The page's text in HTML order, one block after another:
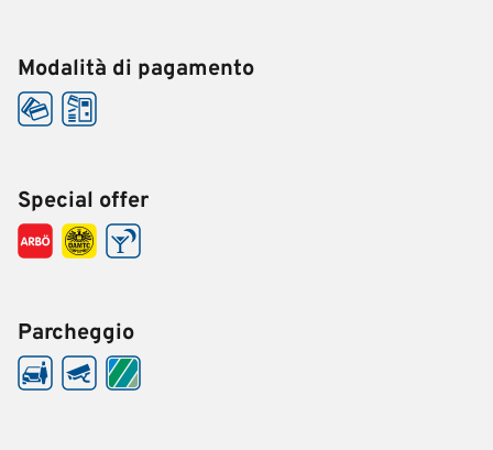
Modalità di pagamento
Special offer
Parcheggio